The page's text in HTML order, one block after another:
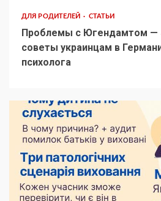
ДЛЯ РОДИТЕЛЕЙ СТАТЬИ
Проблемы с Югендамтом —
советы украинцам в
психолога